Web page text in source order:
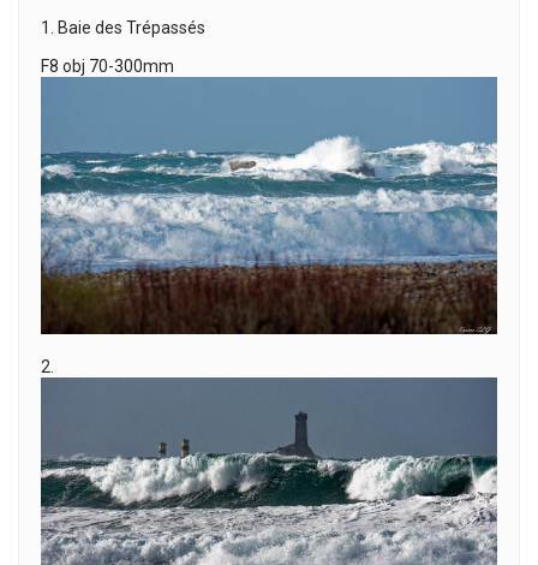
1. Baie des Trépassés
F8 obj 70-300mm
2.